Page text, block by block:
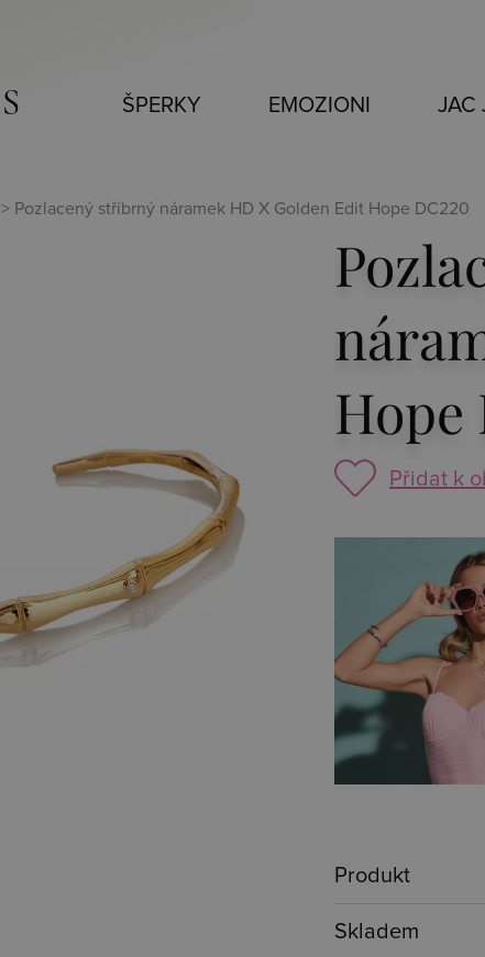
ŠPERKY EMOZIONI JAC
> Pozlacený stříbrný náramek HD X Golden Edit Hope DC220
Hope
Přidat k
Produkt
Skladem